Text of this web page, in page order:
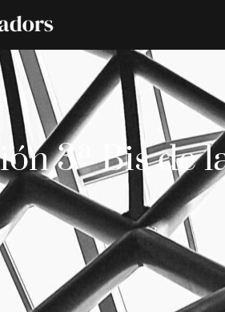
herramientas
3ª Bis de